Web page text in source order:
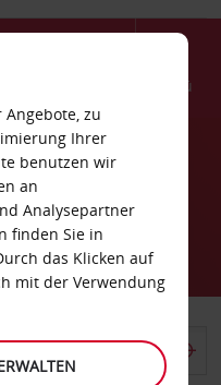
Menü
Keflavík
zu
Ihrer
benutzen wir
an
Analysepartner
finden Sie in
das Klicken auf
mit der Verwendung